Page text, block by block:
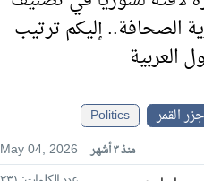
الصحافة.. إليكم ترتيب
العربية
القمر
Politics
May 04, 2026
منذ ٣ أشهر